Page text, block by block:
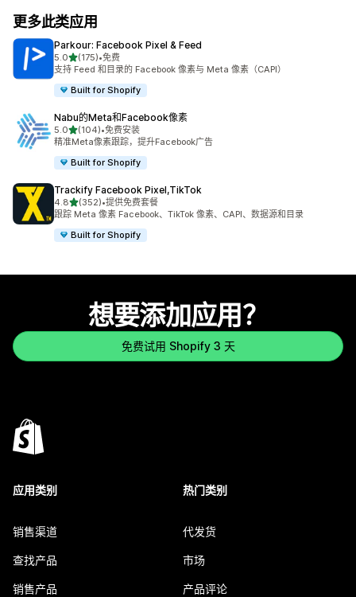
更多此类应用
Parkour: Facebook Pixel & Feed
5.0星（满分 5 星）
(175)
总共 175 条评论
•免费
支持 Feed 和目录的 Facebook 像素与 Meta 像素（CAPI）
Built for Shopify
Nabu的Meta和Facebook像素
5.0星（满分 5 星）
(104)
总共 104 条评论
•免费安装
精准Meta像素跟踪，提升Facebook广告
Built for Shopify
Trackify Facebook Pixel,TikTok
4.8星（满分 5 星）
(352)
总共 352 条评论
•提供免费套餐
跟踪 Meta 像素 Facebook、TikTok 像素、CAPI、数据源和目录
Built for Shopify
想要添加应用？
免费试用 Shopify 3 天
应用类别
销售渠道
查找产品
销售产品
热门类别
代发货
市场
产品评论